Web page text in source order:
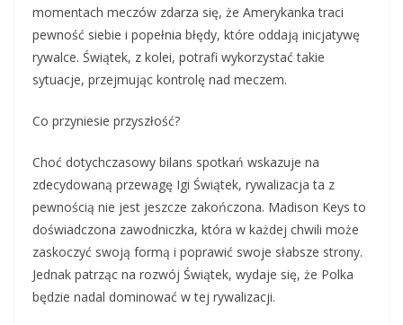
momentach meczów zdarza się, że Amerykanka traci
pewność siebie i popełnia błędy, które oddają inicjatywę
rywalce. Świątek, z kolei, potrafi wykorzystać takie
sytuacje, przejmując kontrolę nad meczem.
Co przyniesie przyszłość?
Choć dotychczasowy bilans spotkań wskazuje na
zdecydowaną przewagę Igi Świątek, rywalizacja ta z
pewnością nie jest jeszcze zakończona. Madison Keys to
doświadczona zawodniczka, która w każdej chwili może
zaskoczyć swoją formą i poprawić swoje słabsze strony.
Jednak patrząc na rozwój Świątek, wydaje się, że Polka
będzie nadal dominować w tej rywalizacji.